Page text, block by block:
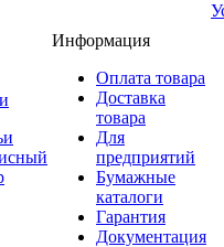
Информация
Оплата товара
Доставка
товара
Для
предприятий
Бумажные
каталоги
Гарантия
Документация